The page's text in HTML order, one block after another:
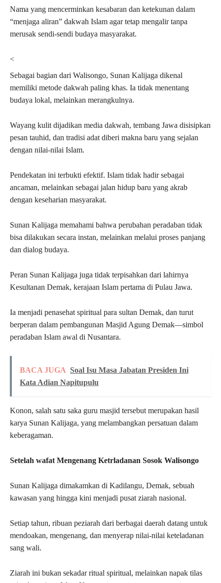
Nama yang mencerminkan kesabaran dan ketekunan dalam
“menjaga aliran” dakwah Islam agar tetap mengalir tanpa
merusak sendi-sendi budaya masyarakat.
<
Sebagai bagian dari Walisongo, Sunan Kalijaga dikenal
memiliki metode dakwah paling khas. Ia tidak menentang
budaya lokal, melainkan merangkulnya.
Wayang kulit dijadikan media dakwah, tembang Jawa disisipkan
pesan tauhid, dan tradisi adat diberi makna baru yang sejalan
dengan nilai-nilai Islam.
Pendekatan ini terbukti efektif. Islam tidak hadir sebagai
ancaman, melainkan sebagai jalan hidup baru yang akrab
dengan keseharian masyarakat.
Sunan Kalijaga memahami bahwa perubahan peradaban tidak
bisa dilakukan secara instan, melainkan melalui proses panjang
dan dialog budaya.
Peran Sunan Kalijaga juga tidak terpisahkan dari lahirnya
Kesultanan Demak, kerajaan Islam pertama di Pulau Jawa.
Ia menjadi penasehat spiritual para sultan Demak, dan turut
berperan dalam pembangunan Masjid Agung Demak—simbol
peradaban Islam awal di Nusantara.
BACA JUGA Soal Isu Masa Jabatan Presiden Ini
Kata Adian Napitupulu
Konon, salah satu saka guru masjid tersebut merupakan hasil
karya Sunan Kalijaga, yang melambangkan persatuan dalam
keberagaman.
Setelah wafat Mengenang Ketrladanan Sosok Walisongo
Sunan Kalijaga dimakamkan di Kadilangu, Demak, sebuah
kawasan yang hingga kini menjadi pusat ziarah nasional.
Setiap tahun, ribuan peziarah dari berbagai daerah datang untuk
mendoakan, mengenang, dan menyerap nilai-nilai keteladanan
sang wali.
Ziarah ini bukan sekadar ritual spiritual, melainkan napak tilas